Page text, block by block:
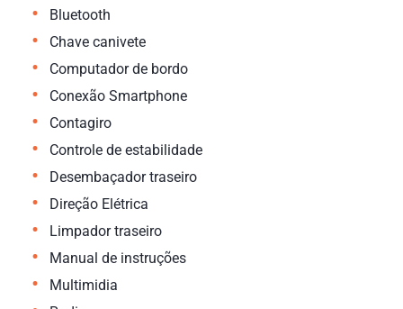
• Bluetooth
• Chave canivete
• Computador de bordo
• Conexão Smartphone
• Contagiro
• Controle de estabilidade
• Desembaçador traseiro
• Direção Elétrica
• Limpador traseiro
• Manual de instruções
• Multimidia